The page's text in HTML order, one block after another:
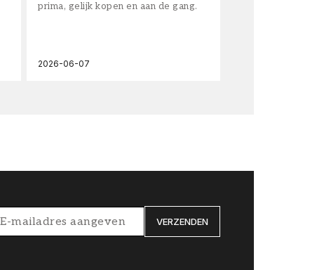
prima, gelijk kopen en aan de gang.
2026-06-07
VERZENDEN